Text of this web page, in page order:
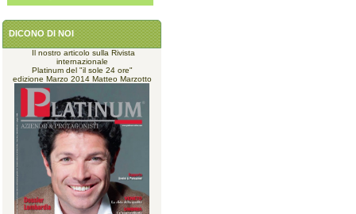
DICONO DI NOI
Il nostro articolo sulla Rivista
internazionale
Platinum del "il sole 24 ore"
edizione Marzo 2014 Matteo Marzotto